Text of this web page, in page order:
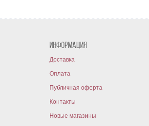
Информация
Доставка
Оплата
Публичная оферта
Контакты
Новые магазины